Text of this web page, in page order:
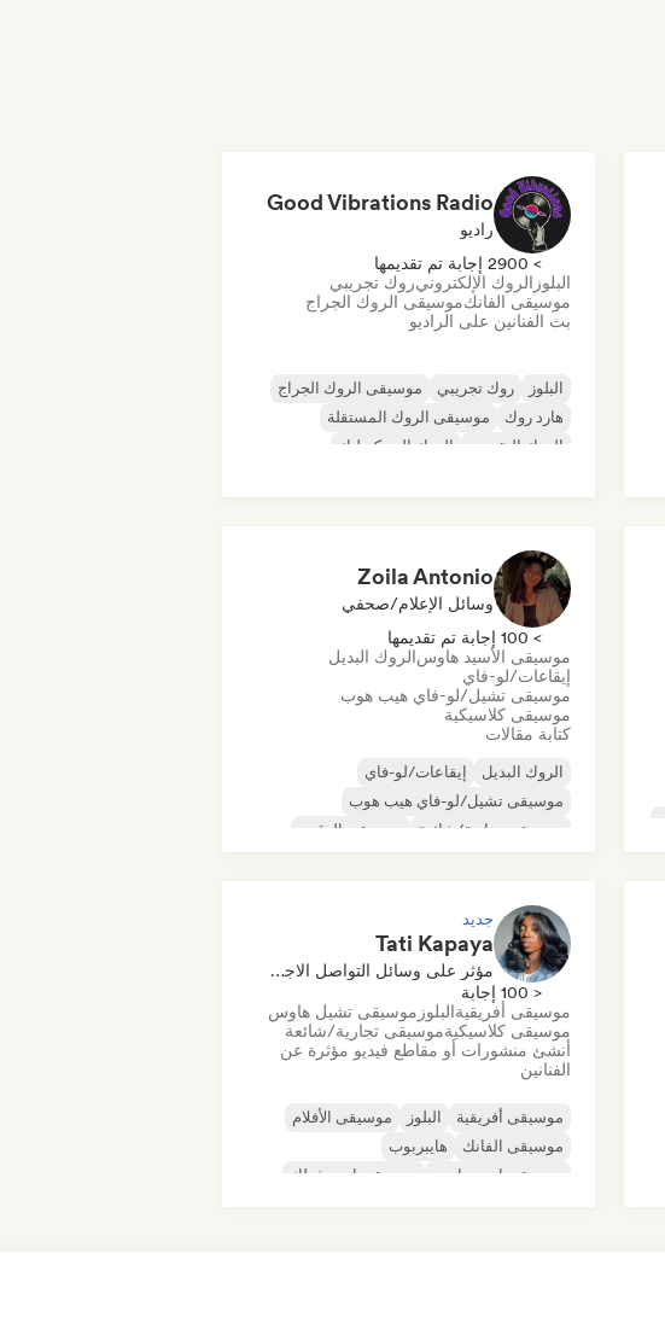
Good Vibrations Radio
راديو
> 2900 إجابة تم تقديمها
البلوز الروك الإلكترونيروك تجريبي
موسيقى الفانكموسيقى الروك الجراج
بث الفنانين على الراديو
البلوز روك تجريبي
موسيقى الروك الجراج
هارد روك
موسيقى الروك المستقلة
الروك التقدمي
الروك السيكديليك
Zoila Antonio
وسائل الإعلام/صحفي
> 100 إجابة تم تقديمها
موسيقى الأسيد هاوسالروك البديل
إيقاعات/لو-فاي
موسيقى تشيل/لو-فاي هيب هوب
موسيقى كلاسيكية
كتابة مقالات
الروك البديل
إيقاعات/لو-فاي
موسيقى تشيل/لو-فاي هيب هوب
موسيقى تجارية/شائعة
موسيقى الرقص
جديد
Tati Kapaya
مؤثر على وسائل التواصل الاجتماعي
< 100 إجابة
موسيقى أفريقيةالبلوز موسيقى تشيل هاوس
موسيقى كلاسيكيةموسيقى تجارية/شائعة
أنشئ منشورات أو مقاطع فيديو مؤثرة عن
الفنانين
موسيقى أفريقية البلوز
موسيقى الأفلام
موسيقى الفانك
هايبربوب
موسيقى إندي دانس
موسيقى إندي فولك